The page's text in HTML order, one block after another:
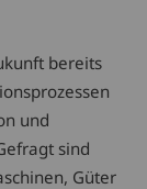
bereits
und
sind
Güter